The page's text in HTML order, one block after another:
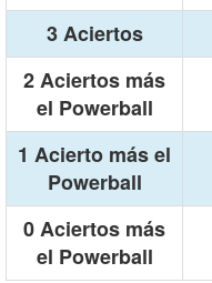
3 Aciertos
2 Aciertos más
el Powerball
1 Acierto más el
Powerball
0 Aciertos más
el Powerball